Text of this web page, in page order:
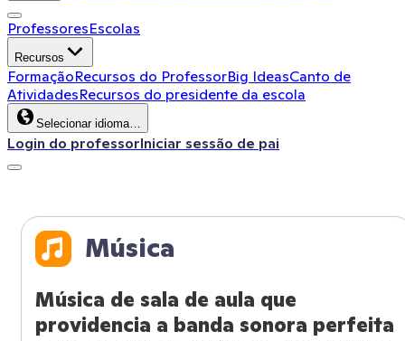
ProfessoresEscolas
Recursos
FormaçãoRecursos do ProfessorBig IdeasCanto de
AtividadesRecursos do presidente da escola
Selecionar idioma…
Login do professorIniciar sessão de pai
Música
Música de sala de aula que
providencia a banda sonora perfeita